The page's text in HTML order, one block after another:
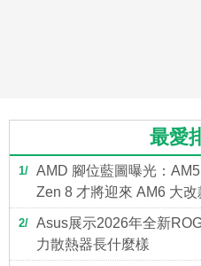
最愛
1
AMD 腳位藍圖曝光：
Zen 8 才將迎來 AM6 大改
2
Asus展示2026年全新
力散熱器長什麼樣